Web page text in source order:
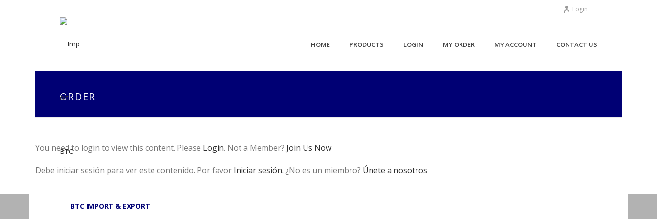
Login
HOME PRODUCTS LOGIN MY ORDER MY ACCOUNT CONTACT US
ORDER
You need to login to view this content. Please Login. Not a Member? Join Us Now
Debe iniciar sesión para ver este contenido. Por favor Iniciar sesión. ¿No es un miembro? Únete a nosotros
BTC IMPORT & EXPORT